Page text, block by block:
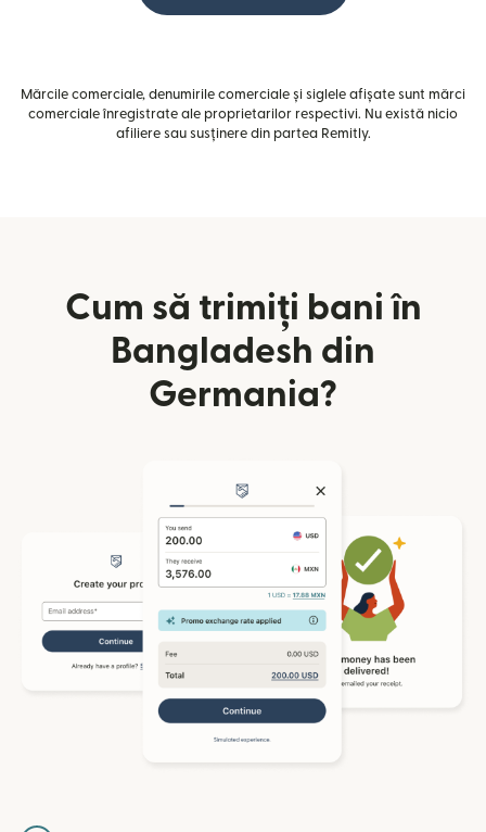
Mărcile comerciale, denumirile comerciale și siglele afișate sunt mărci
comerciale înregistrate ale proprietarilor respectivi. Nu există nicio
afiliere sau susținere din partea Remitly.
Cum să trimiți bani în
Bangladesh din
Germania?